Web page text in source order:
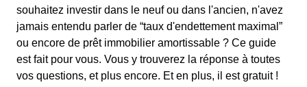
souhaitez investir dans le neuf ou dans l'ancien, n'avez
jamais entendu parler de “taux d'endettement maximal”
ou encore de prêt immobilier amortissable ? Ce guide
est fait pour vous. Vous y trouverez la réponse à toutes
vos questions, et plus encore. Et en plus, il est gratuit !